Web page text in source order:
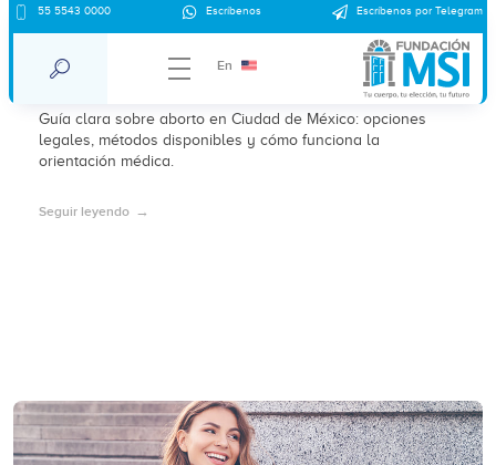
55 5543 0000 Escríbenos Escríbenos por Telegram
En
Aborto en clínica Pedregal CDMX: una
opción legal y orientación médica
general
Guía clara sobre aborto en Ciudad de México: opciones
legales, métodos disponibles y cómo funciona la
orientación médica.
Seguir leyendo